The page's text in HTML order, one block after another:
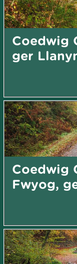
Coedwig
ger
Coedwig
Fwyog,